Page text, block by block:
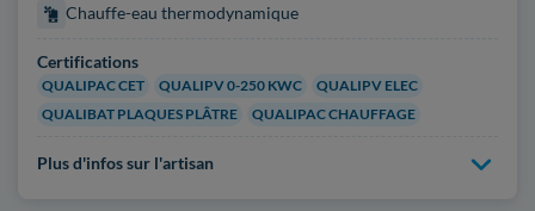
Chauffe-eau thermodynamique
Certifications
QUALIPAC CET QUALIPV 0-250 KWC
QUALIPV ELEC
QUALIBAT PLAQUES PLÂTRE
QUALIPAC CHAUFFAGE
Plus d'infos sur l'artisan